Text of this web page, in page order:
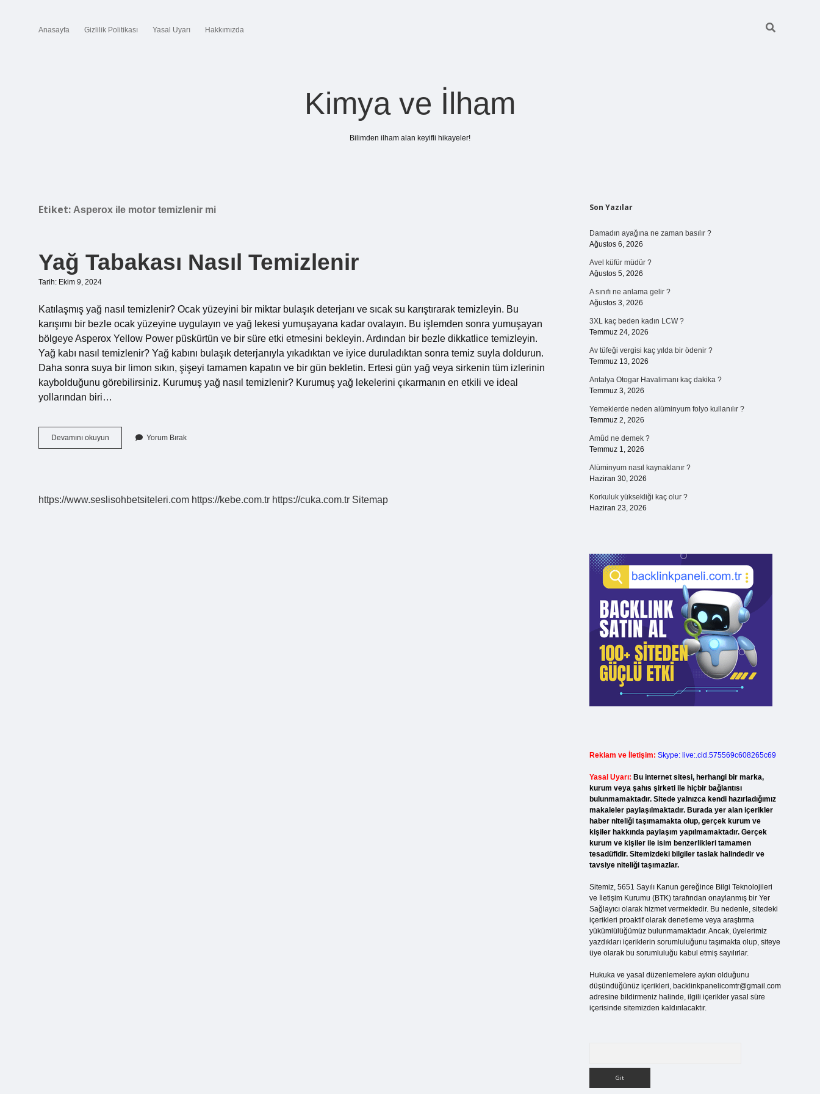
Anasayfa Gizlilik Politikası Yasal Uyarı Hakkımızda
Kimya ve İlham
Bilimden ilham alan keyifli hikayeler!
Etiket: Asperox ile motor temizlenir mi
Yağ Tabakası Nasıl Temizlenir
Tarih: Ekim 9, 2024
Katılaşmış yağ nasıl temizlenir? Ocak yüzeyini bir miktar bulaşık deterjanı ve sıcak su karıştırarak temizleyin. Bu
karışımı bir bezle ocak yüzeyine uygulayın ve yağ lekesi yumuşayana kadar ovalayın. Bu işlemden sonra yumuşayan
bölgeye Asperox Yellow Power püskürtün ve bir süre etki etmesini bekleyin. Ardından bir bezle dikkatlice temizleyin.
Yağ kabı nasıl temizlenir? Yağ kabını bulaşık deterjanıyla yıkadıktan ve iyice duruladıktan sonra temiz suyla doldurun.
Daha sonra suya bir limon sıkın, şişeyi tamamen kapatın ve bir gün bekletin. Ertesi gün yağ veya sirkenin tüm izlerinin
kaybolduğunu görebilirsiniz. Kurumuş yağ nasıl temizlenir? Kurumuş yağ lekelerini çıkarmanın en etkili ve ideal
yollarından biri…
Devamını okuyun
Tabakası
Yorum Bırak
https://www.seslisohbetsiteleri.com https://kebe.com.tr https://cuka.com.tr Sitemap
Sidebar
Son Yazılar
Damadın ayağına ne zaman basılır ?
Ağustos 6, 2026
Avel küfür müdür ?
Ağustos 5, 2026
A sınıfı ne anlama gelir ?
Ağustos 3, 2026
3XL kaç beden kadın LCW ?
Temmuz 24, 2026
Av tüfeği vergisi kaç yılda bir ödenir ?
Temmuz 13, 2026
Antalya Otogar Havalimanı kaç dakika ?
Temmuz 3, 2026
Yemeklerde neden alüminyum folyo kullanılır ?
Temmuz 2, 2026
Amûd ne demek ?
Temmuz 1, 2026
Alüminyum nasıl kaynaklanır ?
Haziran 30, 2026
Korkuluk yüksekliği kaç olur ?
Haziran 23, 2026
Reklam ve İletişim: Skype: live:.cid.575569c608265c69
Yasal Uyarı: Bu internet sitesi, herhangi bir marka,
kurum veya şahıs şirketi ile hiçbir bağlantısı
bulunmamaktadır. Sitede yalnızca kendi hazırladığımız
makaleler paylaşılmaktadır. Burada yer alan içerikler
haber niteliği taşımamakta olup, gerçek kurum ve
kişiler hakkında paylaşım yapılmamaktadır. Gerçek
kurum ve kişiler ile isim benzerlikleri tamamen
tesadüfidir. Sitemizdeki bilgiler taslak halindedir ve
tavsiye niteliği taşımazlar.
Sitemiz, 5651 Sayılı Kanun gereğince Bilgi Teknolojileri
ve İletişim Kurumu (BTK) tarafından onaylanmış bir Yer
Sağlayıcı olarak hizmet vermektedir. Bu nedenle, sitedeki
içerikleri proaktif olarak denetleme veya araştırma
yükümlülüğümüz bulunmamaktadır. Ancak, üyelerimiz
yazdıkları içeriklerin sorumluluğunu taşımakta olup, siteye
üye olarak bu sorumluluğu kabul etmiş sayılırlar.
Hukuka ve yasal düzenlemelere aykırı olduğunu
düşündüğünüz içerikleri, backlinkpanelicomtr@gmail.com
adresine bildirmeniz halinde, ilgili içerikler yasal süre
içerisinde sitemizden kaldırılacaktır.